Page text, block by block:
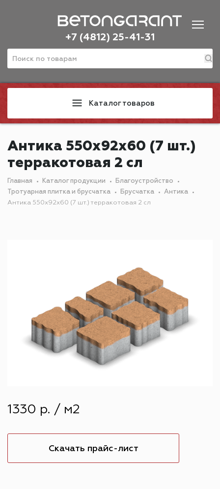
+7 (4812) 25-41-31
Каталог товаров
Антика 550х92х60 (7 шт.)
терракотовая 2 сл
Главная Каталог продукции
Благоустройство
Тротуарная плитка и брусчатка
Брусчатка
Антика
Антика 550х92х60 (7 шт.) терракотовая 2 сл
1330 р. / м2
Скачать прайс-лист